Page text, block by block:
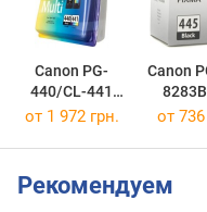
Canon PG-
440/CL-441
MULTI
Canon
от 1 972 грн. от
Рекомендуем